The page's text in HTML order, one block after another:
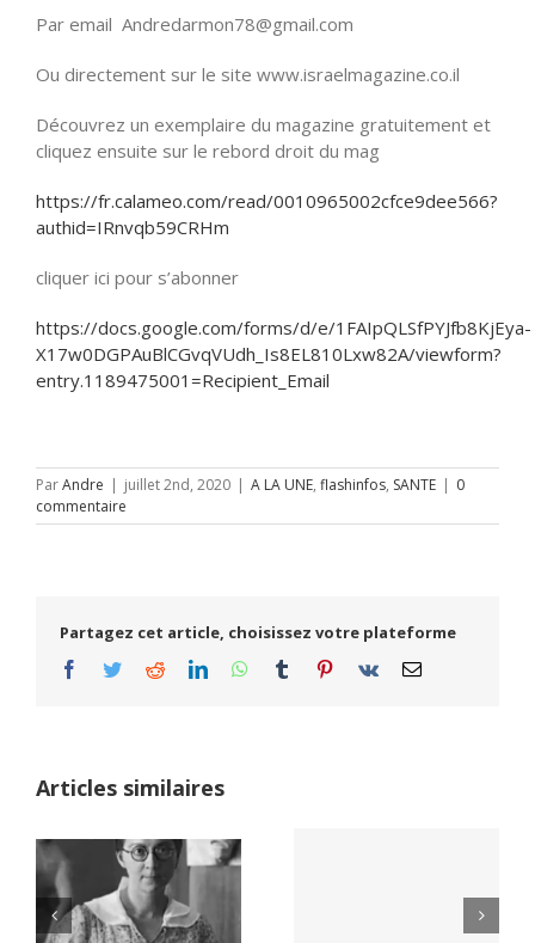
Par email Andredarmon78@gmail.com
Ou directement sur le site www.israelmagazine.co.il
Découvrez un exemplaire du magazine gratuitement et
cliquez ensuite sur le rebord droit du mag
https://fr.calameo.com/read/0010965002cfce9dee566?
authid=IRnvqb59CRHm
cliquer ici pour s’abonner
https://docs.google.com/forms/d/e/1FAIpQLSfPYJfb8KjEya-
X17w0DGPAuBlCGvqVUdh_Is8EL810Lxw82A/viewform?
entry.1189475001=Recipient_Email
ParAndre | juillet 2nd, 2020 | A LA UNE, flashinfos, SANTE | 0
commentaire
Partagez cet article, choisissez votre plateforme
Facebook
TwitterRedditLinkedInWhatsApp
Tumblr Pinterest
Vk Email
Articles similaires
Netflix Field of
Yaïr Golan : une